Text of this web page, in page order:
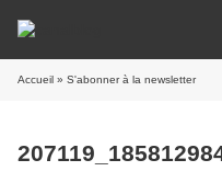
Accueil » S'abonner à la newsletter